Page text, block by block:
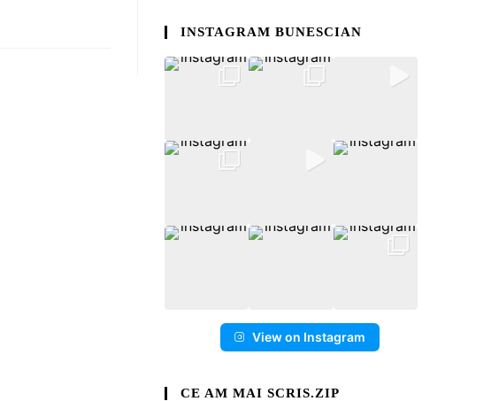
INSTAGRAM BUNESCIAN
View on Instagram
CE AM MAI SCRIS.ZIP